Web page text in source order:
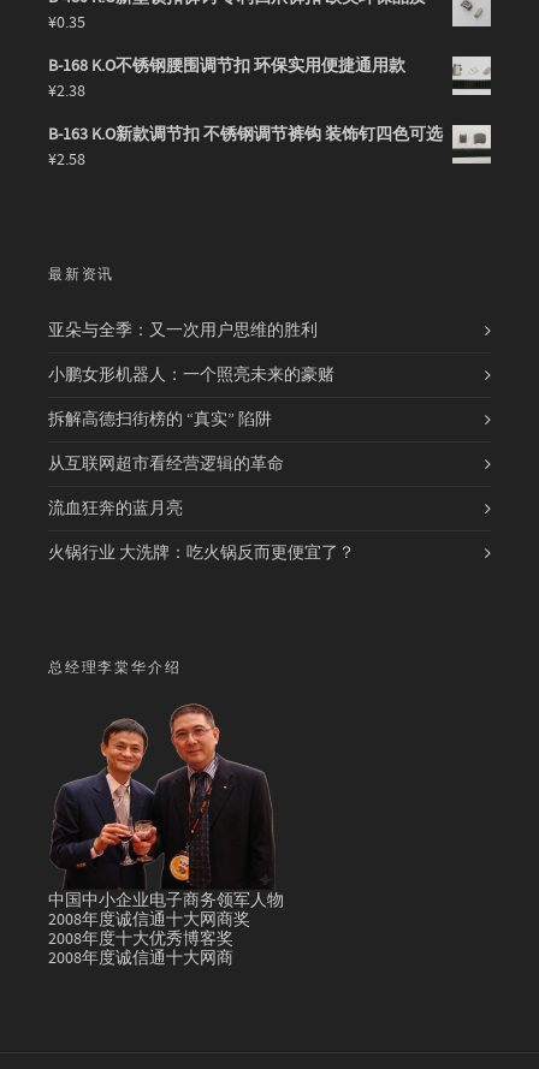
¥0.35
B-168 K.O不锈钢腰围调节扣 环保实用便捷通用款
¥2.38
B-163 K.O新款调节扣 不锈钢调节裤钩 装饰钉四色可选
¥2.58
最新资讯
亚朵与全季：又一次用户思维的胜利
小鹏女形机器人：一个照亮未来的豪赌
拆解高德扫街榜的 “真实” 陷阱
从互联网超市看经营逻辑的革命
流血狂奔的蓝月亮
火锅行业 大洗牌：吃火锅反而更便宜了？
总经理李棠华介绍
中国中小企业电子商务领军人物
2008年度诚信通十大网商奖
2008年度十大优秀博客奖
2008年度诚信通十大网商